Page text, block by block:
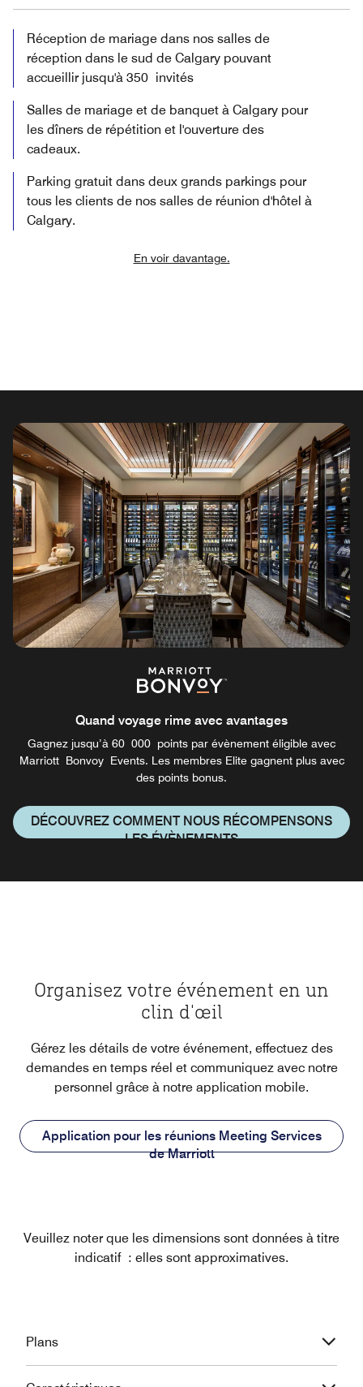
Réception de mariage dans nos salles de
réception dans le sud de Calgary pouvant
accueillir jusqu'à 350 invités
Salles de mariage et de banquet à Calgary pour
les dîners de répétition et l'ouverture des
cadeaux.
Parking gratuit dans deux grands parkings pour
tous les clients de nos salles de réunion d'hôtel à
Calgary.
En voir davantage.
Quand voyage rime avec avantages
Gagnez jusqu’à 60 000 points par évènement éligible avec
Marriott Bonvoy Events. Les membres Elite gagnent plus avec
des points bonus.
DÉCOUVREZ COMMENT NOUS RÉCOMPENSONS
LES ÉVÈNEMENTS
Organisez votre événement en un
clin d'œil
Gérez les détails de votre événement, effectuez des
demandes en temps réel et communiquez avec notre
personnel grâce à notre application mobile.
Application pour les réunions Meeting Services
de Marriott
Veuillez noter que les dimensions sont données à titre
indicatif : elles sont approximatives.
Plans